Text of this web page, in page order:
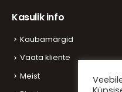
Kasulik info
Kaubamärgid
Vaata kliente
Meist